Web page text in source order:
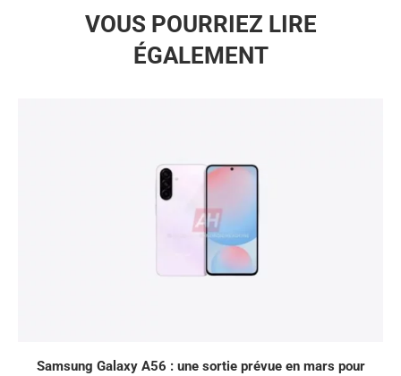
VOUS POURRIEZ LIRE
ÉGALEMENT
Samsung Galaxy A56 : une sortie prévue en mars pour